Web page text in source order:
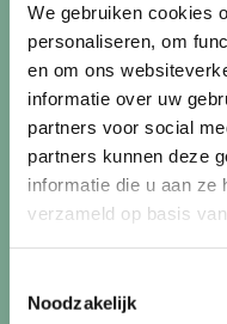
We gebruiken cookies
personaliseren, om
en om ons
informatie over uw
partners voor social
partners kunnen deze
informatie die u aan ze
verzameld op basis
Noodzakelijk
Aanmelden
Lees in onsprivacybeleid
gegevens.